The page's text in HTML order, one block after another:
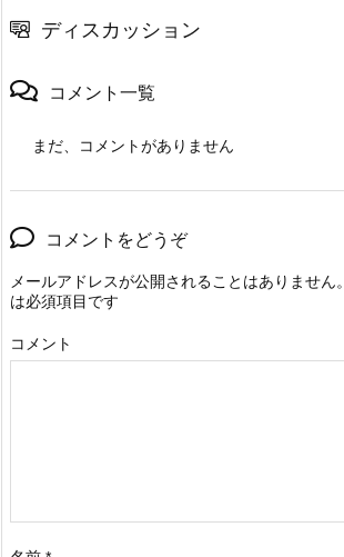
ディスカッション
コメント一覧
まだ、コメントがありません
コメントをどうぞ
メールアドレスが公開されることはありません。
は必須項目です
コメント